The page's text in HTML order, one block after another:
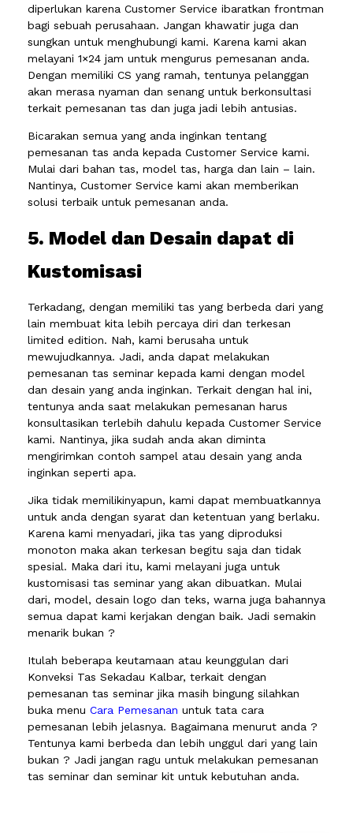
diperlukan karena Customer Service ibaratkan frontman
bagi sebuah perusahaan. Jangan khawatir juga dan
sungkan untuk menghubungi kami. Karena kami akan
melayani 1×24 jam untuk mengurus pemesanan anda.
Dengan memiliki CS yang ramah, tentunya pelanggan
akan merasa nyaman dan senang untuk berkonsultasi
terkait pemesanan tas dan juga jadi lebih antusias.
Bicarakan semua yang anda inginkan tentang
pemesanan tas anda kepada Customer Service kami.
Mulai dari bahan tas, model tas, harga dan lain – lain.
Nantinya, Customer Service kami akan memberikan
solusi terbaik untuk pemesanan anda.
5. Model dan Desain dapat di
Kustomisasi
Terkadang, dengan memiliki tas yang berbeda dari yang
lain membuat kita lebih percaya diri dan terkesan
limited edition. Nah, kami berusaha untuk
mewujudkannya. Jadi, anda dapat melakukan
pemesanan tas seminar kepada kami dengan model
dan desain yang anda inginkan. Terkait dengan hal ini,
tentunya anda saat melakukan pemesanan harus
konsultasikan terlebih dahulu kepada Customer Service
kami. Nantinya, jika sudah anda akan diminta
mengirimkan contoh sampel atau desain yang anda
inginkan seperti apa.
Jika tidak memilikinyapun, kami dapat membuatkannya
untuk anda dengan syarat dan ketentuan yang berlaku.
Karena kami menyadari, jika tas yang diproduksi
monoton maka akan terkesan begitu saja dan tidak
spesial. Maka dari itu, kami melayani juga untuk
kustomisasi tas seminar yang akan dibuatkan. Mulai
dari, model, desain logo dan teks, warna juga bahannya
semua dapat kami kerjakan dengan baik. Jadi semakin
menarik bukan ?
Itulah beberapa keutamaan atau keunggulan dari
Konveksi Tas Sekadau Kalbar, terkait dengan
pemesanan tas seminar jika masih bingung silahkan
buka menu Cara Pemesanan untuk tata cara
pemesanan lebih jelasnya. Bagaimana menurut anda ?
Tentunya kami berbeda dan lebih unggul dari yang lain
bukan ? Jadi jangan ragu untuk melakukan pemesanan
tas seminar dan seminar kit untuk kebutuhan anda.